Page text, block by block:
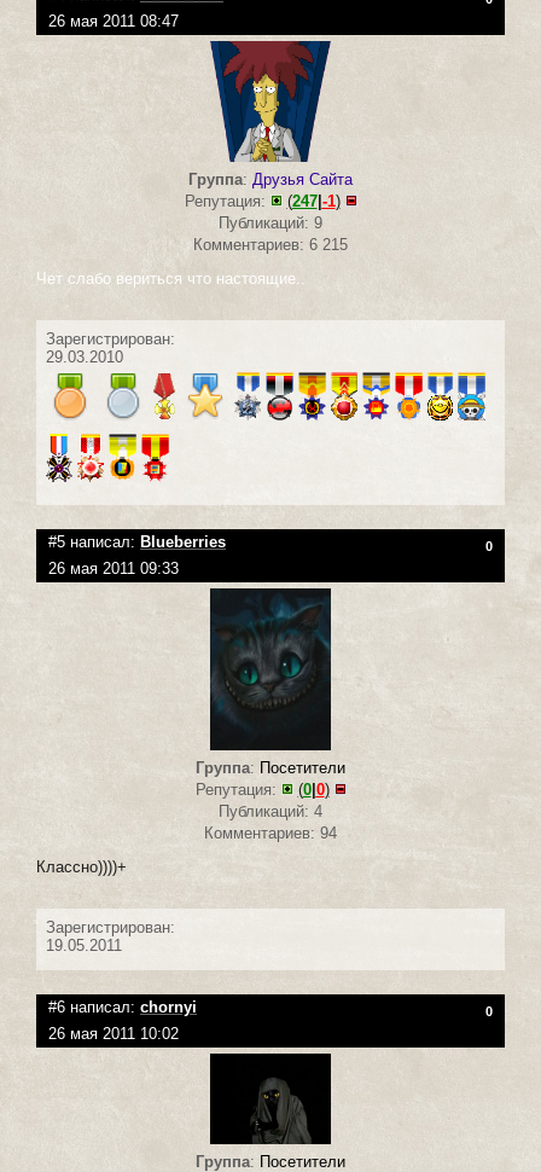
26 мая 2011 08:47
Группа: Друзья Сайта
Репутация:
(247| -1)
Публикаций: 9
Комментариев: 6 215
Чет слабо вериться что настоящие..
Зарегистрирован:
29.03.2010
#5 написал: Blueberries 0
26 мая 2011 09:33
Группа: Посетители
Репутация:
(0| 0)
Публикаций: 4
Комментариев: 94
Классно))))+
Зарегистрирован:
19.05.2011
#6 написал: chornyi 0
26 мая 2011 10:02
Группа: Посетители